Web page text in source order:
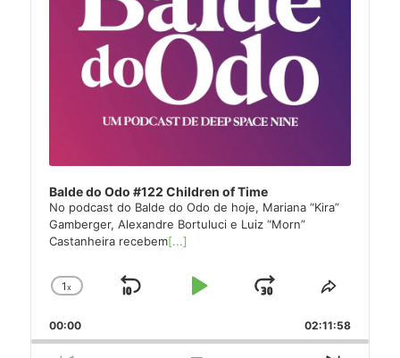
Balde do Odo #122 Children of Time
No podcast do Balde do Odo de hoje, Mariana “Kira”
Gamberger, Alexandre Bortuluci e Luiz “Morn”
Castanheira recebem[...]
Change
Rate
1x
Skip
Play
Jump
Forward
Share
Episode
00:00 02:11:58